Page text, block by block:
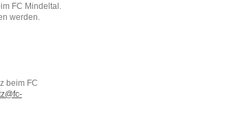
FC Mindeltal.
werden.
beim FC